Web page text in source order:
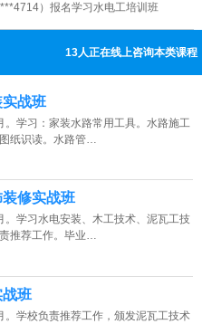
9人正在线上咨询本类课程
战班
。学习：家装水路常用工具。水路施工
纸识读。水路管…
修实战班
。学习水电安装、木工技术、泥瓦工技
推荐工作。毕业…
班
。学校负责推荐工作，颁发泥瓦工技术